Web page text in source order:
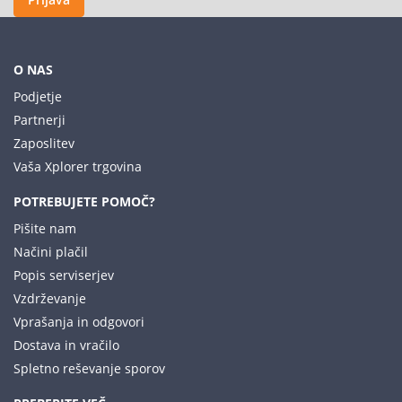
O NAS
Podjetje
Partnerji
Zaposlitev
Vaša Xplorer trgovina
POTREBUJETE POMOČ?
Pišite nam
Načini plačil
Popis serviserjev
Vzdrževanje
Vprašanja in odgovori
Dostava in vračilo
Spletno reševanje sporov